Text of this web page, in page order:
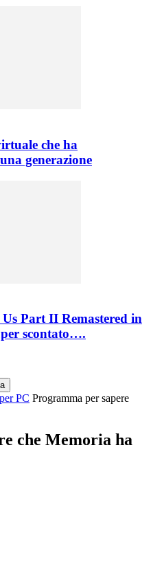
che ha
generazione
Part II Remastered in
scontato….
PC Programma per sapere
che Memoria ha